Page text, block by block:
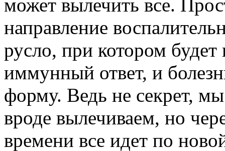
может вылечить все.
направление
русло, при котором
иммунный ответ, и
форму. Ведь не секрет,
вроде вылечиваем, но
времени все идет по